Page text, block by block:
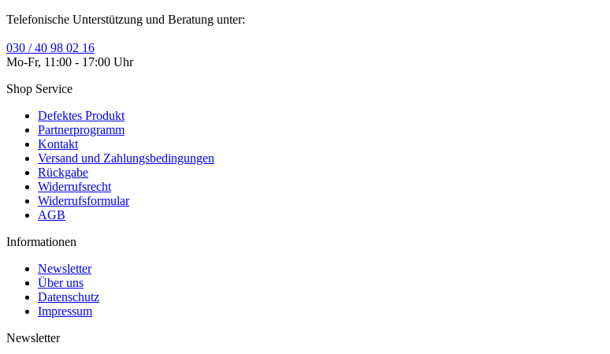
Telefonische Unterstützung und Beratung unter:
030 / 40 98 02 16
Mo-Fr, 11:00 - 17:00 Uhr
Shop Service
Defektes Produkt
Partnerprogramm
Kontakt
Versand und Zahlungsbedingungen
Rückgabe
Widerrufsrecht
Widerrufsformular
AGB
Informationen
Newsletter
Über uns
Datenschutz
Impressum
Newsletter